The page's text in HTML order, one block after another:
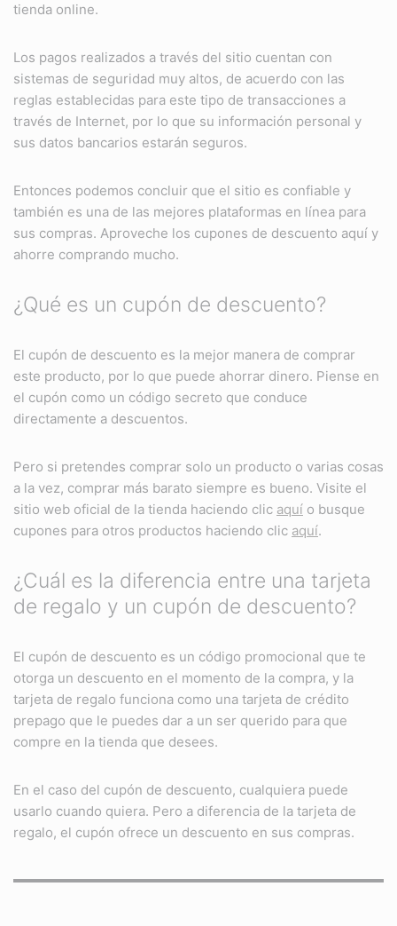
tienda online.
Los pagos realizados a través del sitio cuentan con
sistemas de seguridad muy altos, de acuerdo con las
reglas establecidas para este tipo de transacciones a
través de Internet, por lo que su información personal y
sus datos bancarios estarán seguros.
Entonces podemos concluir que el sitio es confiable y
también es una de las mejores plataformas en línea para
sus compras. Aproveche los cupones de descuento aquí y
ahorre comprando mucho.
¿Qué es un cupón de descuento?
El cupón de descuento es la mejor manera de comprar
este producto, por lo que puede ahorrar dinero. Piense en
el cupón como un código secreto que conduce
directamente a descuentos.
Pero si pretendes comprar solo un producto o varias cosas
a la vez, comprar más barato siempre es bueno. Visite el
sitio web oficial de la tienda haciendo clic aquí o busque
cupones para otros productos haciendo clic aquí.
¿Cuál es la diferencia entre una tarjeta
de regalo y un cupón de descuento?
El cupón de descuento es un código promocional que te
otorga un descuento en el momento de la compra, y la
tarjeta de regalo funciona como una tarjeta de crédito
prepago que le puedes dar a un ser querido para que
compre en la tienda que desees.
En el caso del cupón de descuento, cualquiera puede
usarlo cuando quiera. Pero a diferencia de la tarjeta de
regalo, el cupón ofrece un descuento en sus compras.